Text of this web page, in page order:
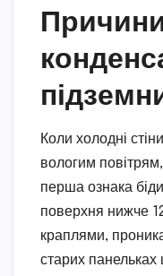
Коли холодні
вологим
перша ознака
поверхня нижче
краплями,
старих панельках